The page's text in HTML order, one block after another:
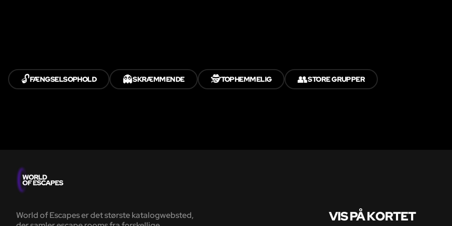
🔓FÆNGSELSOPHOLD 👻SKRÆMMENDE 🕵️TOPHEMMELIG 👥STORE GRUPPER
World of Escapes er det største katalogwebsted,
VIS PÅ KORTET